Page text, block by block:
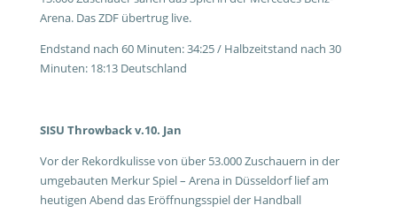
Arena. Das ZDF übertrug live.
Endstand nach 60 Minuten: 34:25 / Halbzeitstand nach 30
Minuten: 18:13 Deutschland
SISU Throwback v.10. Jan
Vor der Rekordkulisse von über 53.000 Zuschauern in der
umgebauten Merkur Spiel – Arena in Düsseldorf lief am
heutigen Abend das Eröffnungsspiel der Handball